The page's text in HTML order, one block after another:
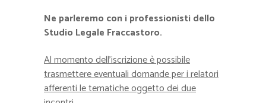
Ne parleremo con i professionisti dello
Studio Legale Fraccastoro.
Al momento dell’iscrizione è possibile
trasmettere eventuali domande per i relatori
afferenti le tematiche oggetto dei due